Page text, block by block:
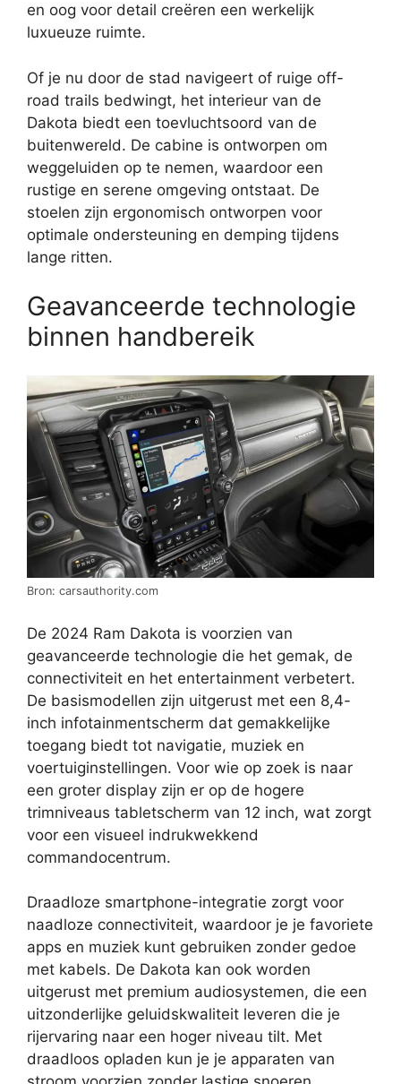
en oog voor detail creëren een werkelijk
luxueuze ruimte.
Of je nu door de stad navigeert of ruige off-
road trails bedwingt, het interieur van de
Dakota biedt een toevluchtsoord van de
buitenwereld. De cabine is ontworpen om
weggeluiden op te nemen, waardoor een
rustige en serene omgeving ontstaat. De
stoelen zijn ergonomisch ontworpen voor
optimale ondersteuning en demping tijdens
lange ritten.
Geavanceerde technologie
binnen handbereik
Bron: carsauthority.com
De 2024 Ram Dakota is voorzien van
geavanceerde technologie die het gemak, de
connectiviteit en het entertainment verbetert.
De basismodellen zijn uitgerust met een 8,4-
inch infotainmentscherm dat gemakkelijke
toegang biedt tot navigatie, muziek en
voertuiginstellingen. Voor wie op zoek is naar
een groter display zijn er op de hogere
trimniveaus tabletscherm van 12 inch, wat zorgt
voor een visueel indrukwekkend
commandocentrum.
Draadloze smartphone-integratie zorgt voor
naadloze connectiviteit, waardoor je je favoriete
apps en muziek kunt gebruiken zonder gedoe
met kabels. De Dakota kan ook worden
uitgerust met premium audiosystemen, die een
uitzonderlijke geluidskwaliteit leveren die je
rijervaring naar een hoger niveau tilt. Met
draadloos opladen kun je je apparaten van